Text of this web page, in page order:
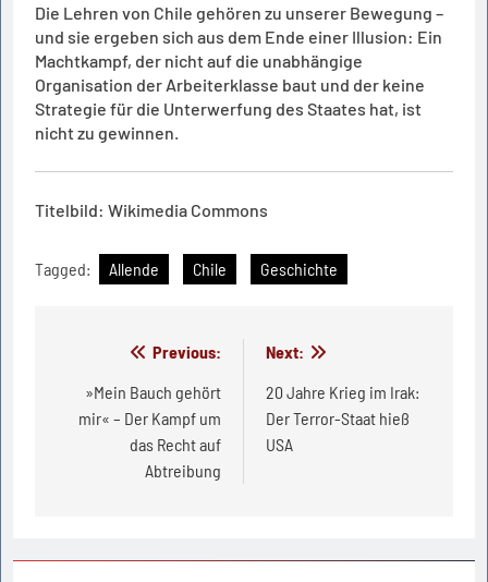
Die Lehren von Chile gehören zu unserer Bewegung –
und sie ergeben sich aus dem Ende einer Illusion: Ein
Machtkampf, der nicht auf die unabhängige
Organisation der Arbeiterklasse baut und der keine
Strategie für die Unterwerfung des Staates hat, ist
nicht zu gewinnen.
Titelbild: Wikimedia Commons
Tagged: Allende Chile Geschichte
Beitragsnavigation
Previous:
»Mein Bauch gehört
mir« – Der Kampf um
das Recht auf
Abtreibung
Next:
20 Jahre Krieg im Irak:
Der Terror-Staat hieß
USA